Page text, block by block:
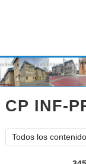
CP INF-
Todos los